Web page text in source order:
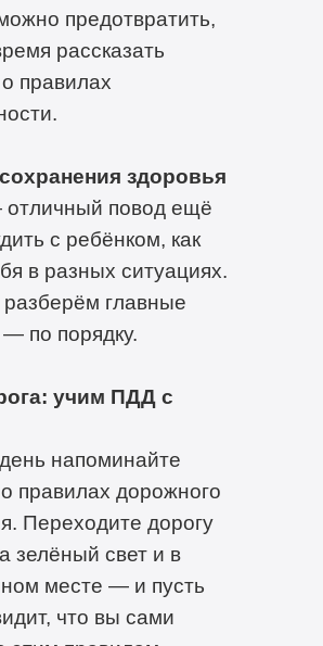
предотвратить,
рассказать
правилах
здоровья
повод ещё
с ребёнком, как
в разных ситуациях.
главные
по порядку.
учим ПДД с
напоминайте
правилах дорожного
Переходите дорогу
зелёный свет и в
месте — и пусть
что вы сами